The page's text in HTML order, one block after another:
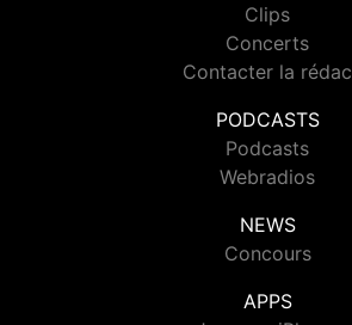
Clips
Concerts
Contacter la rédac
PODCASTS
Podcasts
Webradios
NEWS
Concours
APPS